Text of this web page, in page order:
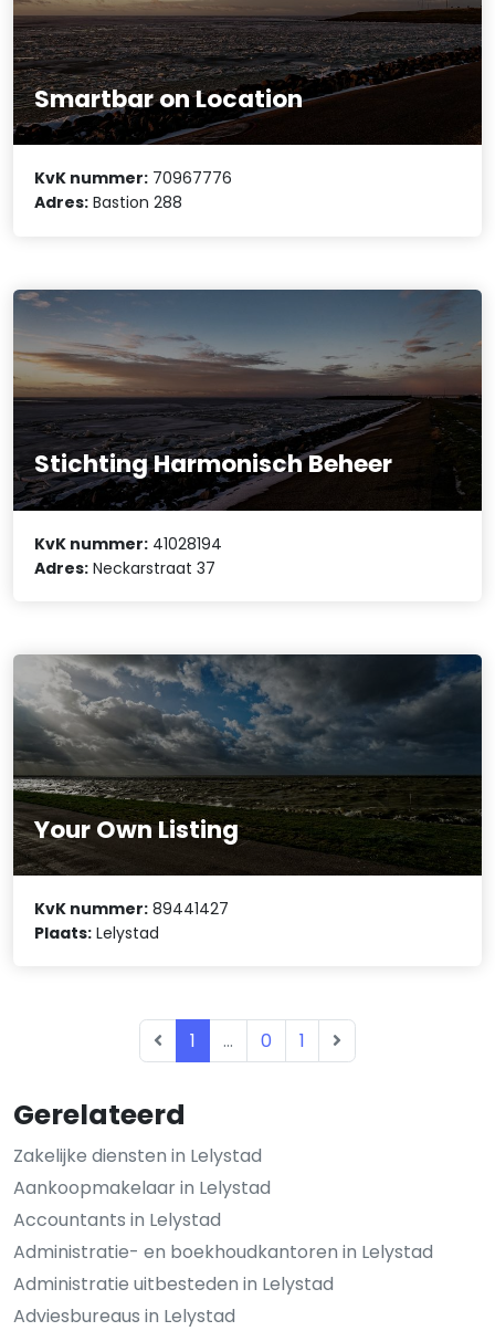
Gerelateerd
Zakelijke diensten in Lelystad
Aankoopmakelaar in Lelystad
Accountants in Lelystad
Administratie- en boekhoudkantoren in Lelystad
Administratie uitbesteden in Lelystad
Adviesbureaus in Lelystad
Smartbar on Location
KvK nummer: 70967776
Adres: Bastion 288
Stichting Harmonisch Beheer
KvK nummer: 41028194
Adres: Neckarstraat 37
Your Own Listing
KvK nummer: 89441427
Plaats: Lelystad
1 ... 0 1